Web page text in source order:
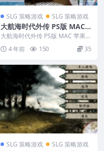
SLG 策略游戏 SLG 策略游戏
大航海时代外传 PS版 MAC
苹果电脑游戏 简体中文版 支
援10.13 10.14 10.15 11 12
适用于APPLE CPU
大航海时代外传 PS版 MAC 苹果电
脑游戏 简体中文版 支援10.13 1
0....4 年前 150 35
SLG 策略游戏 SLG 策略游戏